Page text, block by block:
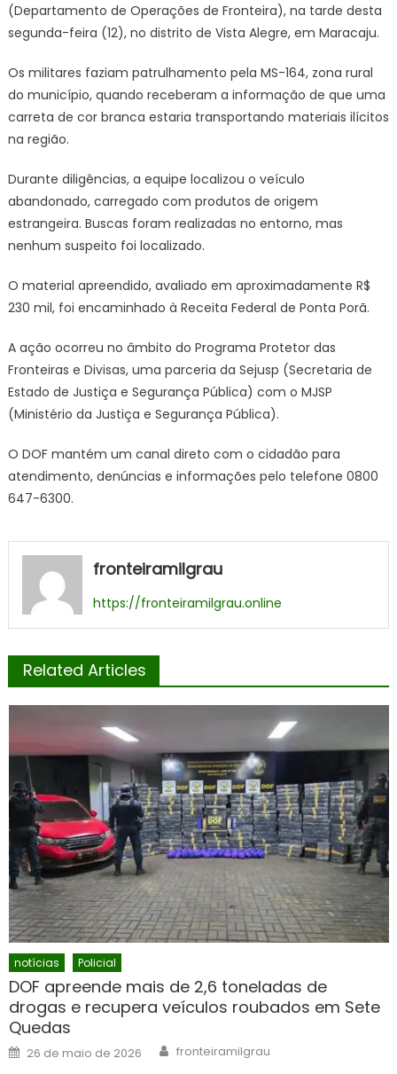
carregada
com
de
160
pneus
(Departamento de Operações de Fronteira), na tarde desta
segunda-feira (12), no distrito de Vista Alegre, em Maracaju.
Os militares faziam patrulhamento pela MS-164, zona rural
do município, quando receberam a informação de que uma
carreta de cor branca estaria transportando materiais ilícitos
na região.
Durante diligências, a equipe localizou o veículo
abandonado, carregado com produtos de origem
estrangeira. Buscas foram realizadas no entorno, mas
nenhum suspeito foi localizado.
O material apreendido, avaliado em aproximadamente R$
230 mil, foi encaminhado à Receita Federal de Ponta Porã.
A ação ocorreu no âmbito do Programa Protetor das
Fronteiras e Divisas, uma parceria da Sejusp (Secretaria de
Estado de Justiça e Segurança Pública) com o MJSP
(Ministério da Justiça e Segurança Pública).
O DOF mantém um canal direto com o cidadão para
atendimento, denúncias e informações pelo telefone 0800
647-6300.
fronteiramilgrau
https://fronteiramilgrau.online
Related Articles
notícias Policial
DOF apreende mais de 2,6 toneladas de
drogas e recupera veículos roubados em Sete
Quedas
Posted
on
26 de maio de 2026 Author
fronteiramilgrau